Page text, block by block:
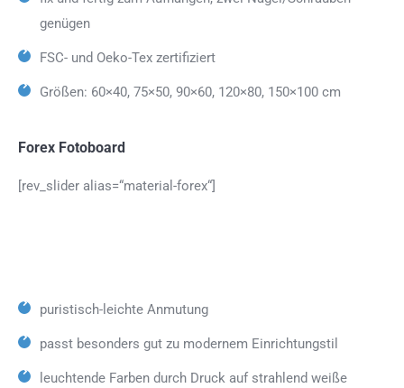
genügen
FSC- und Oeko-Tex zertifiziert
Größen: 60×40, 75×50, 90×60, 120×80, 150×100 cm
Forex Fotoboard
[rev_slider alias=“material-forex“]
puristisch-leichte Anmutung
passt besonders gut zu modernem Einrichtungstil
leuchtende Farben durch Druck auf strahlend weiße